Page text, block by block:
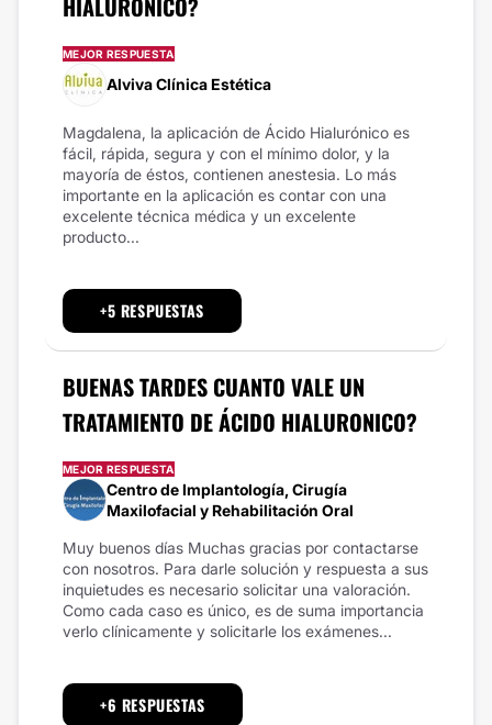
MEJOR RESPUESTA
Alviva Clínica Estética
Magdalena, la aplicación de Ácido Hialurónico es
fácil, rápida, segura y con el mínimo dolor, y la
mayoría de éstos, contienen anestesia. Lo más
importante en la aplicación es contar con una
excelente técnica médica y un excelente
producto...
+5 RESPUESTAS
BUENAS TARDES CUANTO VALE UN
TRATAMIENTO DE ÁCIDO HIALURONICO?
MEJOR RESPUESTA
Centro de Implantología, Cirugía
Maxilofacial y Rehabilitación Oral
Muy buenos días Muchas gracias por contactarse
con nosotros. Para darle solución y respuesta a sus
inquietudes es necesario solicitar una valoración.
Como cada caso es único, es de suma importancia
verlo clínicamente y solicitarle los exámenes...
+6 RESPUESTAS